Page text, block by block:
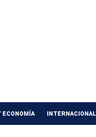
ECONOMÍA INTERNACIONAL